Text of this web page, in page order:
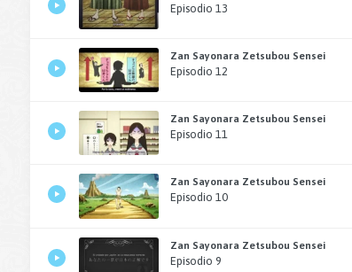
Episodio 13
Zan Sayonara Zetsubou Sensei
Episodio 12
Zan Sayonara Zetsubou Sensei
Episodio 11
Zan Sayonara Zetsubou Sensei
Episodio 10
Zan Sayonara Zetsubou Sensei
Episodio 9